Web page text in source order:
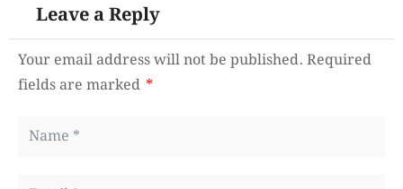
Leave a Reply
Your email address will not be published. Required
fields are marked *